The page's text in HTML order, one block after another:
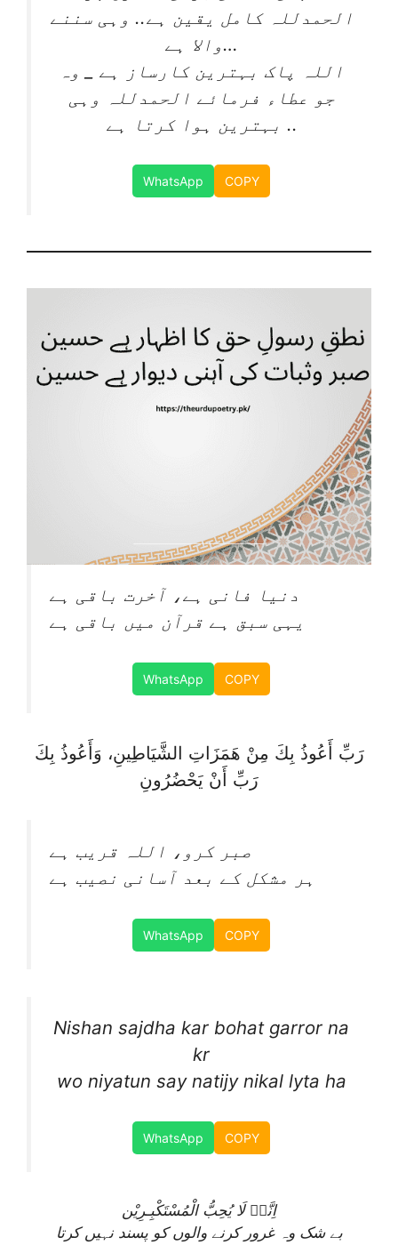
الحمدللہ کامل یقین ہے.. وہی سننے
والا ہے…
اللہ پاک بہترین کارساز ہے _ وہ
جو عطاء فرمائے الحمدللہ وہی
بہترین ہوا کرتا ہے ..
WhatsApp COPY
دنیا فانی ہے، آخرت باقی ہے
یہی سبق ہے قرآن میں باقی ہے
WhatsApp COPY
رَبِّ أَعُوذُ بِكَ مِنْ هَمَزَاتِ الشَّيَاطِينِ، وَأَعُوذُ بِكَ
رَبِّ أَنْ يَحْضُرُونِ
صبر کرو، اللہ قریب ہے
ہر مشکل کے بعد آسانی نصیب ہے
WhatsApp COPY
Nishan sajdha kar bohat garror na
kr
wo niyatun say natijy nikal lyta ha
WhatsApp COPY
اِنَّهٝ لَا يُحِبُّ الْمُسْتَكْبِـرِيْن
بے شک وہ غرور کرنے والوں کو پسند نہیں کرتا